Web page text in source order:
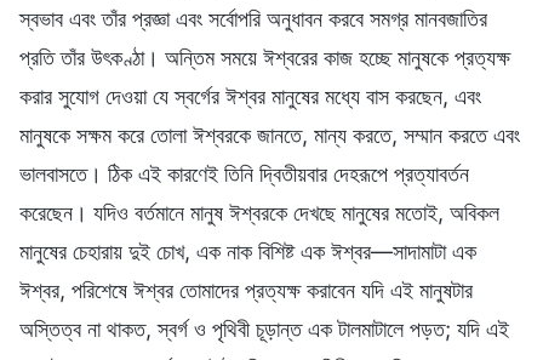
স্বভাব এবং তাঁর প্রজ্ঞা এবং সর্বোপরি অনুধাবন করবে সমগ্র মানবজাতির
প্রতি তাঁর উৎকণ্ঠা। অন্তিম সময়ে ঈশ্বরের কাজ হচ্ছে মানুষকে প্রত্যক্ষ
করার সুযোগ দেওয়া যে স্বর্গের ঈশ্বর মানুষের মধ্যে বাস করছেন, এবং
মানুষকে সক্ষম করে তোলা ঈশ্বরকে জানতে, মান্য করতে, সম্মান করতে এবং
ভালবাসতে। ঠিক এই কারণেই তিনি দ্বিতীয়বার দেহরূপে প্রত্যাবর্তন
করেছেন। যদিও বর্তমানে মানুষ ঈশ্বরকে দেখছে মানুষের মতোই, অবিকল
মানুষের চেহারায় দুই চোখ, এক নাক বিশিষ্ট এক ঈশ্বর—সাদামাটা এক
ঈশ্বর, পরিশেষে ঈশ্বর তোমাদের প্রত্যক্ষ করাবেন যদি এই মানুষটার
অস্তিত্ব না থাকত, স্বর্গ ও পৃথিবী চূড়ান্ত এক টালমাটালে পড়ত; যদি এই